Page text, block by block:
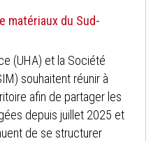
matériaux du Sud-
(UHA) et la Société
souhaitent réunir à
afin de partager les
depuis juillet 2025 et
de se structurer